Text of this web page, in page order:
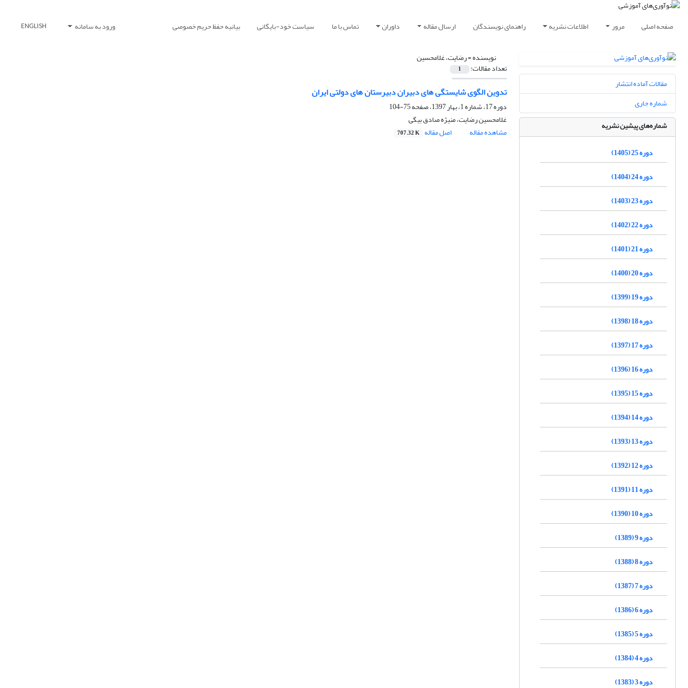
صفحه اصلی مرور اطلاعات نشریه راهنمای نویسندگان ارسال مقاله داوران تماس با ما سیاست خود-بایگانی بیانیه حفظ حریم خصوصی ورود به سامانه ENGLISH
نویسنده =رضایت، غلامحسین
تعداد مقالات: 1
تدوین الگوی شایستگی های دبیران دبیرستان های دولتی ایران
دوره 17، شماره 1، بهار 1397، صفحه
75-104
غلامحسین رضایت، منیژه صادق بیگی
مشاهده مقاله
اصل مقاله 707.32 K
مقالات آماده انتشار
شماره جاری
شماره‌های پیشین نشریه
دوره 25 (1405)
دوره 24 (1404)
دوره 23 (1403)
دوره 22 (1402)
دوره 21 (1401)
دوره 20 (1400)
دوره 19 (1399)
دوره 18 (1398)
دوره 17 (1397)
دوره 16 (1396)
دوره 15 (1395)
دوره 14 (1394)
دوره 13 (1393)
دوره 12 (1392)
دوره 11 (1391)
دوره 10 (1390)
دوره 9 (1389)
دوره 8 (1388)
دوره 7 (1387)
دوره 6 (1386)
دوره 5 (1385)
دوره 4 (1384)
دوره 3 (1383)